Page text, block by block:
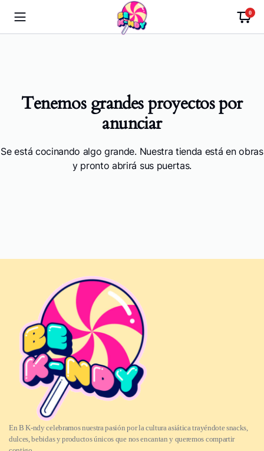
0
Tenemos grandes proyectos por
anunciar
Se está cocinando algo grande. Nuestra tienda está en obras
y pronto abrirá sus puertas.
En B K-ndy celebramos nuestra pasión por la cultura asiática trayéndote snacks,
dulces, bebidas y productos únicos que nos encantan y queremos compartir